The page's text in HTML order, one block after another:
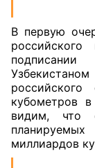
В первую
кубометров
видим, что
миллиардов